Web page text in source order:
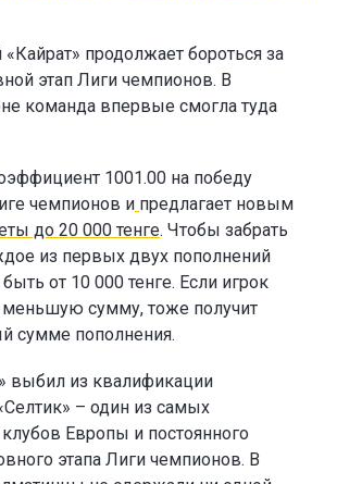
«Кайрат» продолжает бороться за
этап Лиги чемпионов. В
команда впервые смогла туда
1001.00 на победу
чемпионов и предлагает новым
до 20 000 тенге. Чтобы забрать
из первых двух пополнений
от 10 000 тенге. Если игрок
меньшую сумму, тоже получит
сумме пополнения.
выбил из квалификации
– один из самых
Европы и постоянного
этапа Лиги чемпионов. В